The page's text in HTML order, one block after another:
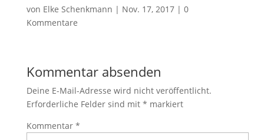
von Elke Schenkmann | Nov. 17, 2017| 0
Kommentare
Kommentar absenden
Deine E-Mail-Adresse wird nicht veröffentlicht.
Erforderliche Felder sind mit * markiert
Kommentar *